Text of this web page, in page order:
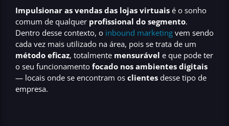
Impulsionar as vendas das lojas virtuais é o sonho
comum de qualquer profissional do segmento.
Dentro desse contexto, o inbound marketing vem sendo
cada vez mais utilizado na área, pois se trata de um
método eficaz, totalmente mensurável e que pode ter
o seu funcionamento focado nos ambientes digitais
— locais onde se encontram os clientes desse tipo de
empresa.